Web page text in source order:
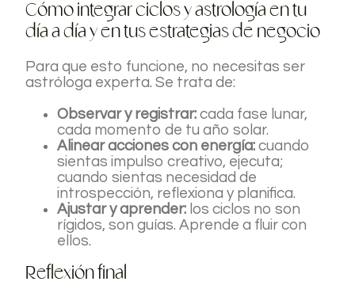
Cómo integrar ciclos y astrología en tu
día a día y en tus estrategias de negocio
Para que esto funcione, no necesitas ser
astróloga experta. Se trata de:
Observar y registrar: cada fase lunar,
cada momento de tu año solar.
Alinear acciones con energía: cuando
sientas impulso creativo, ejecuta;
cuando sientas necesidad de
introspección, reflexiona y planifica.
Ajustar y aprender: los ciclos no son
rígidos, son guías. Aprende a fluir con
ellos.
Reflexión final